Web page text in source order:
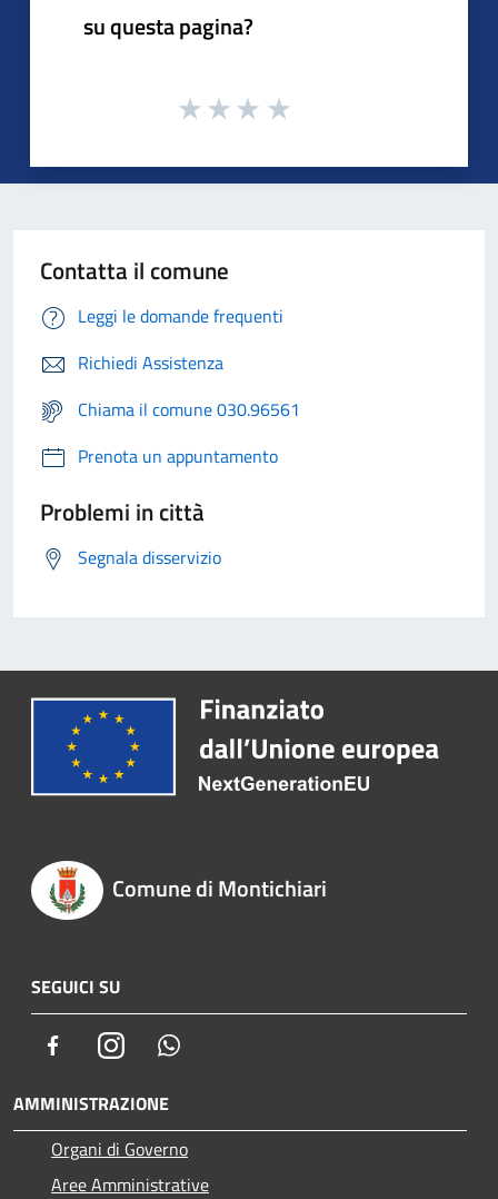
su questa pagina?
Contatta il comune
Leggi le domande frequenti
Richiedi Assistenza
Chiama il comune 030.96561
Prenota un appuntamento
Problemi in città
Segnala disservizio
Comune di Montichiari
SEGUICI SU
FacebookInstagram
AMMINISTRAZIONE
Organi di Governo
Aree Amministrative